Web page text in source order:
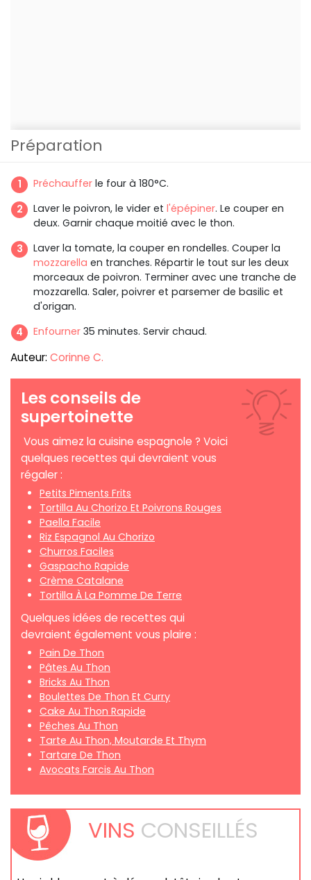
Préparation
Préchauffer le four à 180°C.
Laver le poivron, le vider et l'épépiner. Le couper en
deux. Garnir chaque moitié avec le thon.
Laver la tomate, la couper en rondelles. Couper la
mozzarella en tranches. Répartir le tout sur les deux
morceaux de poivron. Terminer avec une tranche de
mozzarella. Saler, poivrer et parsemer de basilic et
d'origan.
Enfourner 35 minutes. Servir chaud.
Auteur: Corinne C.
Les conseils de
supertoinette
Vous aimez la cuisine espagnole ? Voici
quelques recettes qui devraient vous
régaler :
Petits Piments Frits
Tortilla Au Chorizo Et Poivrons Rouges
Paella Facile
Riz Espagnol Au Chorizo
Churros Faciles
Gaspacho Rapide
Crème Catalane
Tortilla À La Pomme De Terre
Quelques idées de recettes qui
devraient également vous plaire :
Pain De Thon
Pâtes Au Thon
Bricks Au Thon
Boulettes De Thon Et Curry
Cake Au Thon Rapide
Pêches Au Thon
Tarte Au Thon, Moutarde Et Thym
Tartare De Thon
Avocats Farcis Au Thon
VINS CONSEILLÉS